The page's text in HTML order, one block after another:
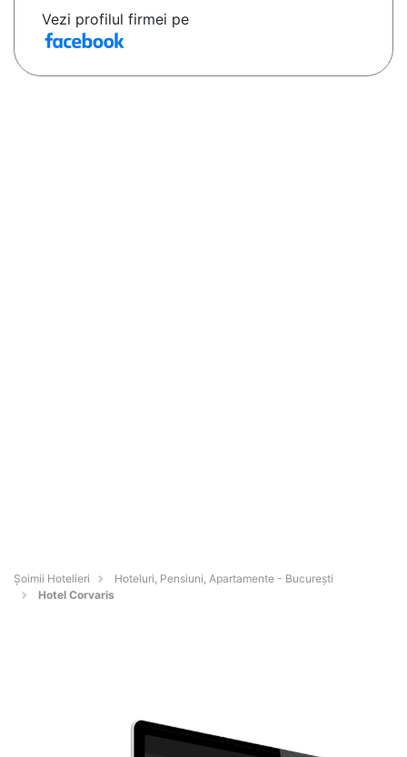
Vezi profilul firmei pe
Șoimii Hotelieri
Hoteluri, Pensiuni, Apartamente - Bucureşti
Hotel Corvaris